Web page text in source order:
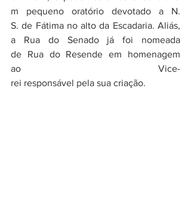
m pequeno oratório devotado a N.
S. de Fátima no alto da Escadaria. Aliás,
a Rua do Senado já foi nomeada
de Rua do Resende em homenagem
ao Vice-
rei responsável pela sua criação.